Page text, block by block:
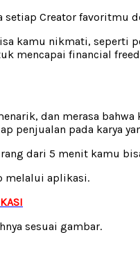
setiap Creator favoritmu
kamu nikmati, seperti
mencapai financial
dan merasa
penjualan pada karya
dari 5 menit kamu
melalui aplikasi.
sesuai gambar.